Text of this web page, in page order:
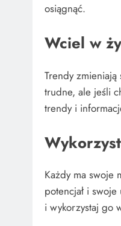
osiągnąć.
Wciel w
Trendy
trudne, ale jeśli
trendy i
Każdy ma swoje
potencjał i
i wykorzystaj go